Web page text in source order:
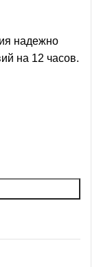
надежно
на 12 часов.